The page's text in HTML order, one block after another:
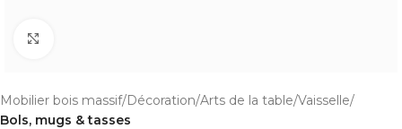
Mobilier bois massif Décoration Arts de la table Vaisselle
Bols, mugs & tasses